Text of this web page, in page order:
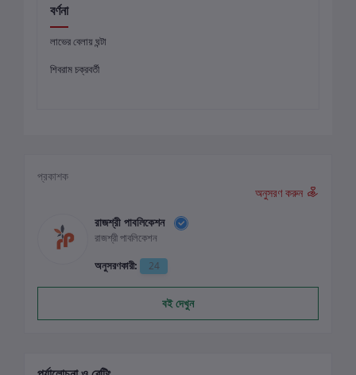
বর্ণনা
লাভের বেলায় ঘন্টা
শিবরাম চক্রবর্তী
প্রকাশক
অনুসরণ করুন
রাজশ্রী পাবলিকেশন
রাজশ্রী পাবলিকেশন
অনুসরণকারী:
24
বই দেখুন